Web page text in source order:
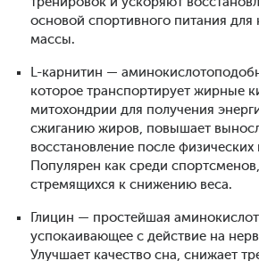
основой спортивного питания
массы.
L-карнитин —
которое транспортирует жирные
митохондрии для получения
сжиганию жиров, повышает
восстановление после физических
Популярен как среди
стремящихся к снижению веса.
Глицин — простейшая
успокаивающее с действие на
Улучшает качество сна, снижает